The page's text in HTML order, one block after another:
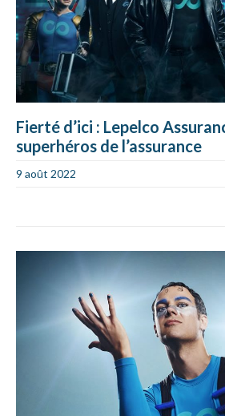
Fierté d’ici : Lepelco
superhéros de l’assurance
9 août 2022